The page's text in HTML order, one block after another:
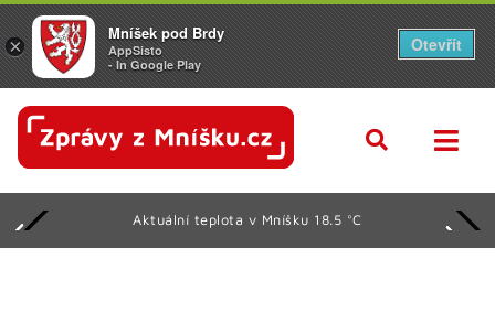
Aktuální teplota v Mníšku 18.5 °C
×
Mníšek pod Brdy
AppSisto
- In Google Play
Otevřít